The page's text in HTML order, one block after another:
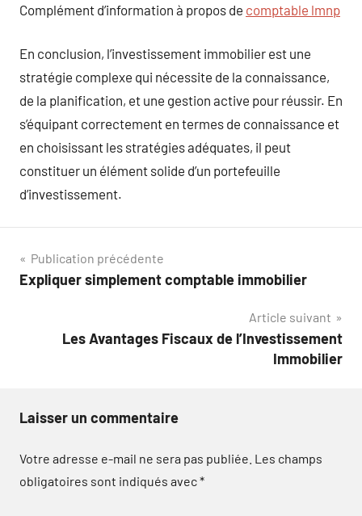
Complément d’information à propos de comptable lmnp
En conclusion, l’investissement immobilier est une
stratégie complexe qui nécessite de la connaissance,
de la planification, et une gestion active pour réussir. En
s’équipant correctement en termes de connaissance et
en choisissant les stratégies adéquates, il peut
constituer un élément solide d’un portefeuille
d’investissement.
Navigation
de
Publication précédente
Expliquer simplement comptable immobilier
Article suivant
Les Avantages Fiscaux de l’Investissement
Immobilier
Laisser un commentaire
Votre adresse e-mail ne sera pas publiée. Les champs
obligatoires sont indiqués avec*